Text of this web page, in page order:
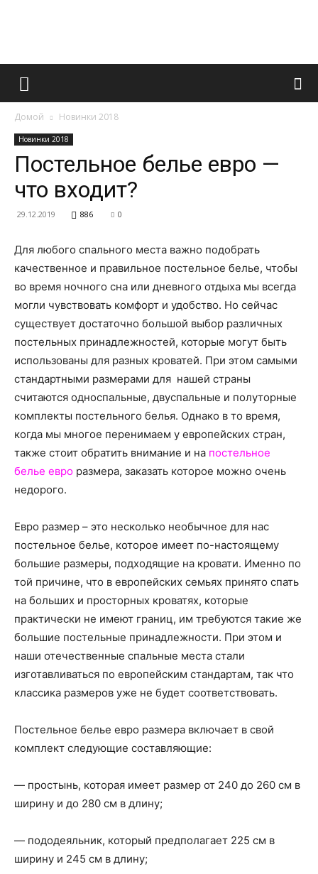
Французский
все
о
нем
Домой Новинки 2018
Новинки 2018
Постельное белье евро —
что входит?
29.12.2019 886 0
Для любого спального места важно подобрать
качественное и правильное постельное белье, чтобы
во время ночного сна или дневного отдыха мы всегда
могли чувствовать комфорт и удобство. Но сейчас
существует достаточно большой выбор различных
постельных принадлежностей, которые могут быть
использованы для разных кроватей. При этом самыми
стандартными размерами для нашей страны
считаются односпальные, двуспальные и полуторные
комплекты постельного белья. Однако в то время,
когда мы многое перенимаем у европейских стран,
также стоит обратить внимание и на постельное
белье евро размера, заказать которое можно очень
недорого.
Евро размер – это несколько необычное для нас
постельное белье, которое имеет по-настоящему
большие размеры, подходящие на кровати. Именно по
той причине, что в европейских семьях принято спать
на больших и просторных кроватях, которые
практически не имеют границ, им требуются такие же
большие постельные принадлежности. При этом и
наши отечественные спальные места стали
изготавливаться по европейским стандартам, так что
классика размеров уже не будет соответствовать.
Постельное белье евро размера включает в свой
комплект следующие составляющие:
— простынь, которая имеет размер от 240 до 260 см в
ширину и до 280 см в длину;
— пододеяльник, который предполагает 225 см в
ширину и 245 см в длину;